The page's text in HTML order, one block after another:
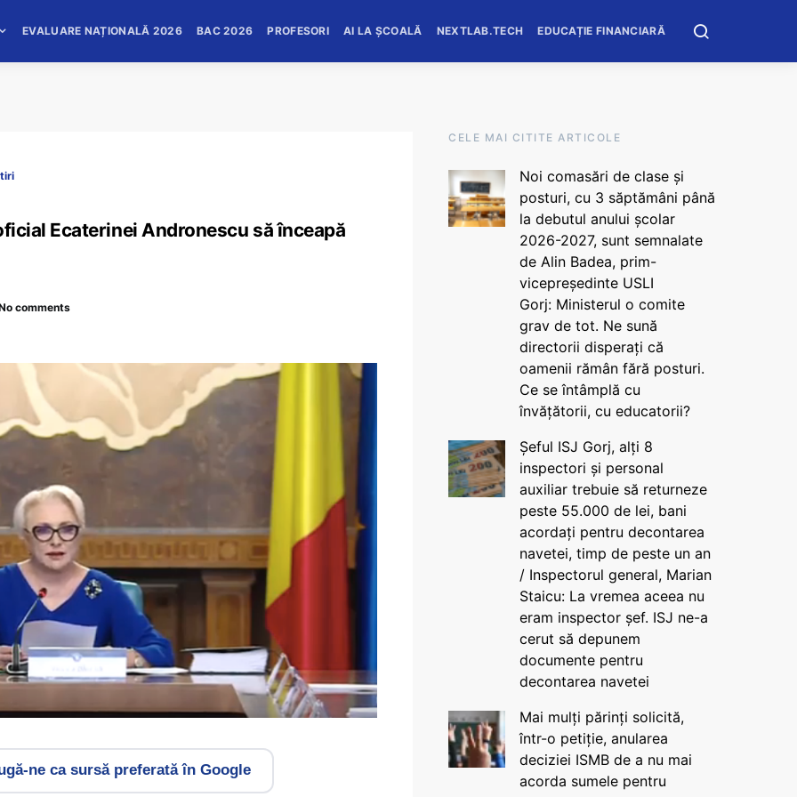
EVALUARE NAȚIONALĂ 2026 BAC 2026 PROFESORI AI LA ȘCOALĂ NEXTLAB.TECH EDUCAȚIE FINANCIARĂ
Ecaterinei Andronescu să înceapă
comments
ne ca sursă preferată în Google
CELE MAI CITITE ARTICOLE
Noi comasări de clase și
posturi, cu 3 săptămâni până
la debutul anului școlar
2026-2027, sunt semnalate
de Alin Badea, prim-
vicepreședinte USLI
Gorj: Ministerul o comite
grav de tot. Ne sună
directorii disperați că
oamenii rămân fără posturi.
Ce se întâmplă cu
învățătorii, cu educatorii?
Șeful ISJ Gorj, alți 8
inspectori și personal
auxiliar trebuie să returneze
peste 55.000 de lei, bani
acordați pentru decontarea
navetei, timp de peste un an
/ Inspectorul general, Marian
Staicu: La vremea aceea nu
eram inspector șef. ISJ ne-a
cerut să depunem
documente pentru
decontarea navetei
Mai mulți părinți solicită,
într-o petiție, anularea
deciziei ISMB de a nu mai
acorda sumele pentru